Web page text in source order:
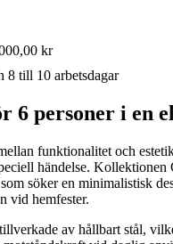
kr
8 till 10 arbetsdagar
6 personer i en
funktionalitet och
händelse. Kollektionen
söker en minimalistisk
vid hemfester.
av hållbart stål,